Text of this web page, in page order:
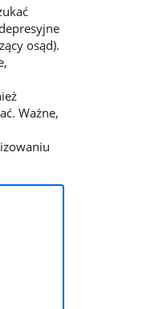
osąd).
Ważne,